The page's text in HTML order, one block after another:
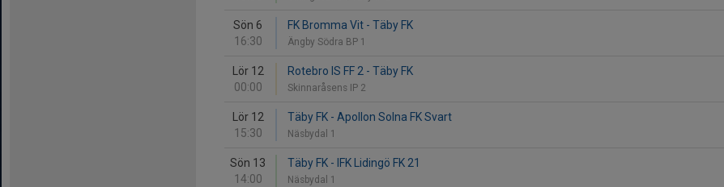
Sön 6
16:30
FK Bromma Vit - Täby FK
Ängby Södra BP 1
Lör 12
00:00
Rotebro IS FF 2 - Täby FK
Skinnaråsens IP 2
Lör 12
15:30
Täby FK - Apollon Solna FK Svart
Näsbydal 1
Sön 13
14:00
Täby FK - IFK Lidingö FK 21
Näsbydal 1